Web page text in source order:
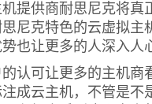
提供商耐思尼克将真
尼克特色的云虚拟主
也让更多的人深入人
认可让更多的主机商
成云主机，不管是不